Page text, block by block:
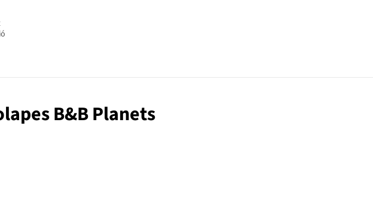
B&B Planets